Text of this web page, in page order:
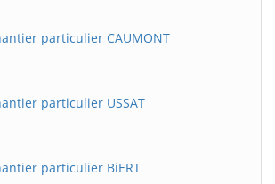
particulier CAUMONT
particulier USSAT
particulier BiERT